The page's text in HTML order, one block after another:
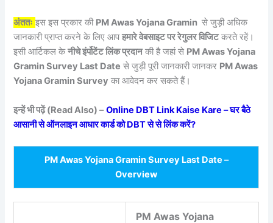
अंततः इस इस प्रकार की PM Awas Yojana Gramin से जुड़ी अधिक
जानकारी प्राप्त करने के लिए आपहमारे वेबसाइट पर रेगुलर विजिटकरते रहें।
इसी आर्टिकल केनीचे इंर्पोटेंट लिंक प्रदानकी है जहां से PM Awas Yojana
Gramin Survey Last Date से जुड़ी पूरी जानकारी जानकर PM Awas
Yojana Gramin Survey का आवेदन कर सकते हैं।
इन्हें भी पढ़ें (Read Also) – Online DBT Link Kaise Kare – घर बैठे
आसानी से ऑनलाइन आधार कार्ड को DBT से से लिंक करें?
PM Awas Yojana Gramin Survey Last Date –
Overview
PM Awas Yojana